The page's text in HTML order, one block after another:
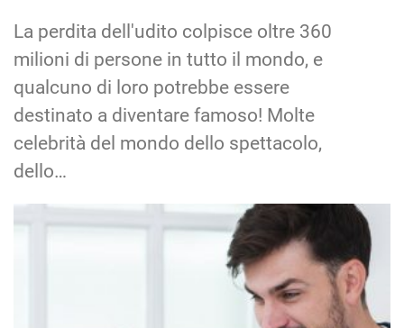
La perdita dell'udito colpisce oltre 360
milioni di persone in tutto il mondo, e
qualcuno di loro potrebbe essere
destinato a diventare famoso! Molte
celebrità del mondo dello spettacolo,
dello…